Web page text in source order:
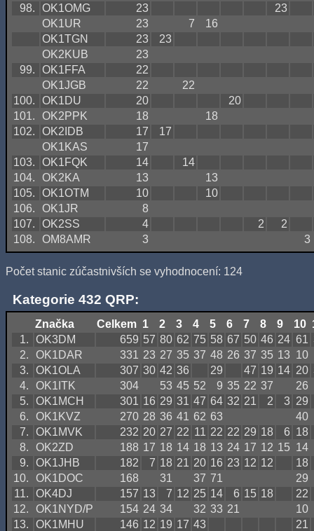
98.
OK1OMG 23
23
OK1UR
23 7
16
OK1TGN
23
23
OK2KUB
23
99.
OK1FFA
22
OK1JGB
22
22
100.
OK1DU 20
20
101.
OK2PPK 18
18
102.
OK2IDB 17
17
OK1KAS
17
103.
OK1FQK 14
14
104.
OK2KA 13
13
105.
OK1OTM 10
10
106.
OK1JR
8
107.
OK2SS 4 2
2
108.
OM8AMR 3 3
Počet stanic zúčastnivších se vyhodnocení: 124
Kategorie 432 QRP:
Značka Celkem 1 2 3 4 5 6 7 8 9 10
1.
OK3DM 659 57 80 62 75 58 67 50 46 24 61
2.
OK1DAR 331 23 27 35 37 48 26 37 35 13 10
3.
OK1OLA 307 30 42 36 29 47 19 14 20
4.
OK1ITK 304 53 45 52 9 35 22 37
26
5.
OK1MCH 301 16 29 31 47 64 32 21 2 3 29
6.
OK1KVZ 270 28 36 41 62 63
40
7.
OK1MVK 232 20 27 22 11 22 22 29 18 6 18
8.
OK2ZD 188 17 18 14 18 13 24 17 12 15 14
9.
OK1JHB 182 7 18 21 20 16 23 12 12 18
10.
OK1DOC 168 31 37 71
29
11.
OK4DJ 157 13 7 12 25 14 6 15 18
22
12.
OK1NYD/P 154 24 34 32 33 21
10
13.
OK1MHU 146 12 19 17 43
21